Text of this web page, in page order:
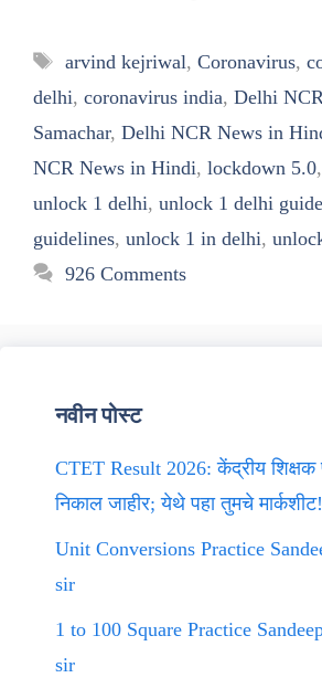
Tags
arvind kejriwal, Coronavirus,
delhi, coronavirus india, Delhi
Samachar, Delhi NCR News in
NCR News in Hindi, lockdown 5.0,
unlock 1 delhi, unlock 1 delhi
guidelines, unlock 1 in delhi,
926 Comments
नवीन पोस्ट
CTET Result 2026: केंद्रीय शिक्षक
निकाल जाहीर; येथे पहा तुमचे मार्कशीट!
Unit Conversions Practice
sir
1 to 100 Square Practice
sir